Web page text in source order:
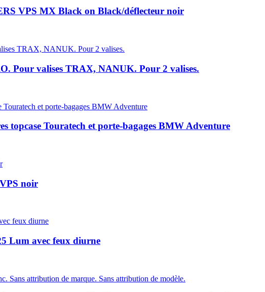
VPS MX Black on Black/déflecteur noir
Pour valises TRAX, NANUK. Pour 2 valises.
topcase Touratech et porte-bagages BMW Adventure
noir
Lum avec feux diurne